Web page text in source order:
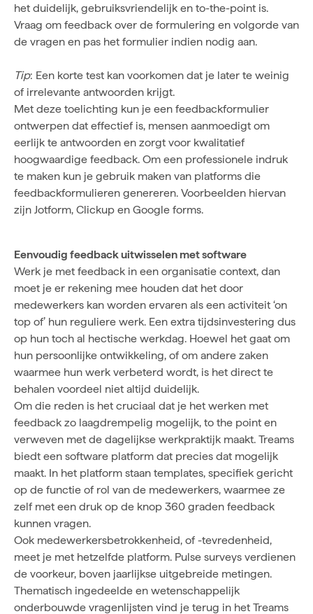
het duidelijk, gebruiksvriendelijk en to-the-point is.
Vraag om feedback over de formulering en volgorde van
de vragen en pas het formulier indien nodig aan.
Tip: Een korte test kan voorkomen dat je later te weinig
of irrelevante antwoorden krijgt.
Met deze toelichting kun je een feedbackformulier
ontwerpen dat effectief is, mensen aanmoedigt om
eerlijk te antwoorden en zorgt voor kwalitatief
hoogwaardige feedback. Om een professionele indruk
te maken kun je gebruik maken van platforms die
feedbackformulieren genereren. Voorbeelden hiervan
zijn Jotform, Clickup en Google forms.
Eenvoudig feedback uitwisselen met software
Werk je met feedback in een organisatie context, dan
moet je er rekening mee houden dat het door
medewerkers kan worden ervaren als een activiteit ‘on
top of’ hun reguliere werk. Een extra tijdsinvestering dus
op hun toch al hectische werkdag. Hoewel het gaat om
hun persoonlijke ontwikkeling, of om andere zaken
waarmee hun werk verbeterd wordt, is het direct te
behalen voordeel niet altijd duidelijk.
Om die reden is het cruciaal dat je het werken met
feedback zo laagdrempelig mogelijk, to the point en
verweven met de dagelijkse werkpraktijk maakt. Treams
biedt een software platform dat precies dat mogelijk
maakt. In het platform staan templates, specifiek gericht
op de functie of rol van de medewerkers, waarmee ze
zelf met een druk op de knop 360 graden feedback
kunnen vragen.
Ook medewerkersbetrokkenheid, of -tevredenheid,
meet je met hetzelfde platform. Pulse surveys verdienen
de voorkeur, boven jaarlijkse uitgebreide metingen.
Thematisch ingedeelde en wetenschappelijk
onderbouwde vragenlijsten vind je terug in het Treams